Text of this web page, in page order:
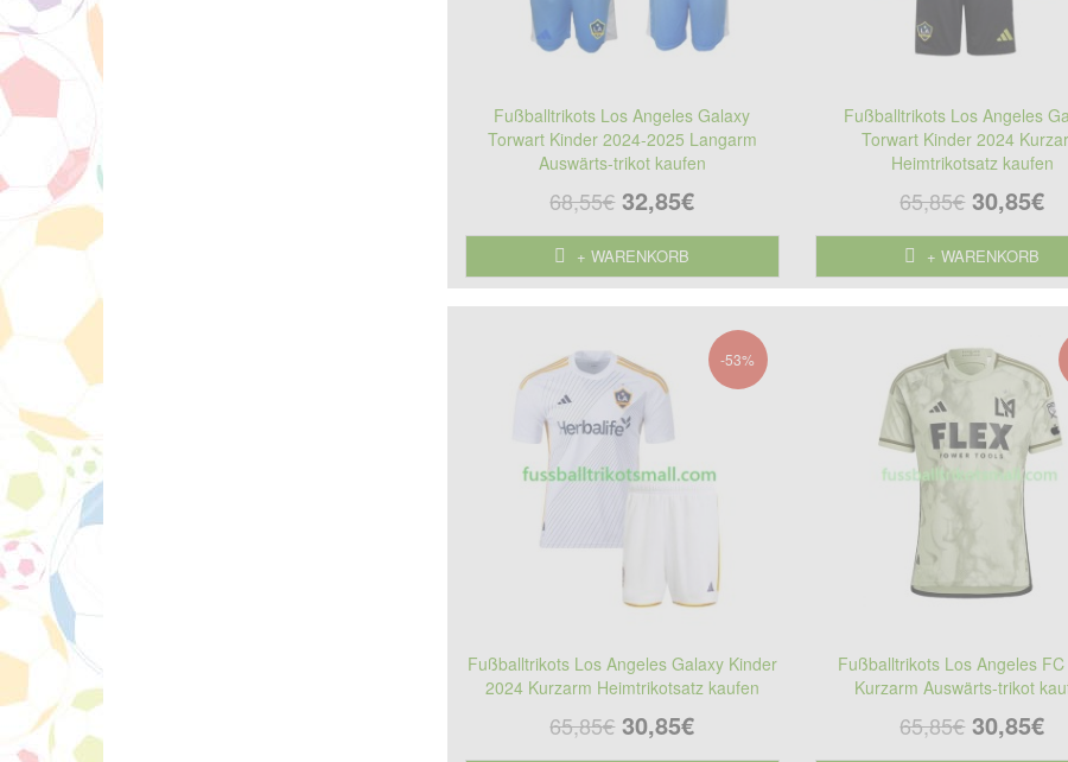
Fußballtrikots Los Angeles Galaxy
Torwart Kinder 2024-2025 Langarm
Auswärts-trikot kaufen
68,55€ 32,85€
+ WARENKORB
Fußballtrikots Los Angeles
Torwart Kinder 2024
Heimtrikotsatz kaufen
65,85€ 30,85€
+ WARENKORB
-53%
Fußballtrikots Los Angeles Galaxy Kinder
2024 Kurzarm Heimtrikotsatz kaufen
65,85€ 30,85€
Fußballtrikots Los Angeles
Kurzarm Auswärts-trikot
65,85€ 30,85€